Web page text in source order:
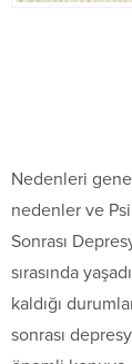
Nedenleri
nedenler ve
Sonrası
sırasında
kaldığı
sonrası